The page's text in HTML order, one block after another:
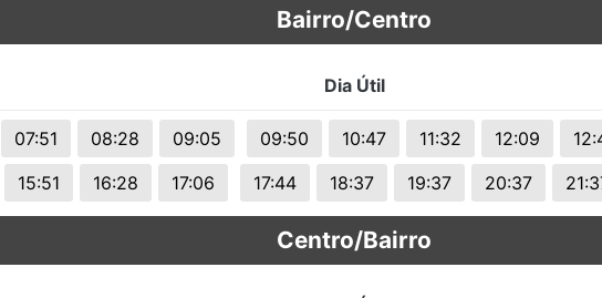
Bairro/Centro
Dia Útil
07:51 08:28 09:05 09:50 10:47 11:32 12:09
15:51
16:28 17:06 17:44 18:37 19:37 20:37
Centro/Bairro